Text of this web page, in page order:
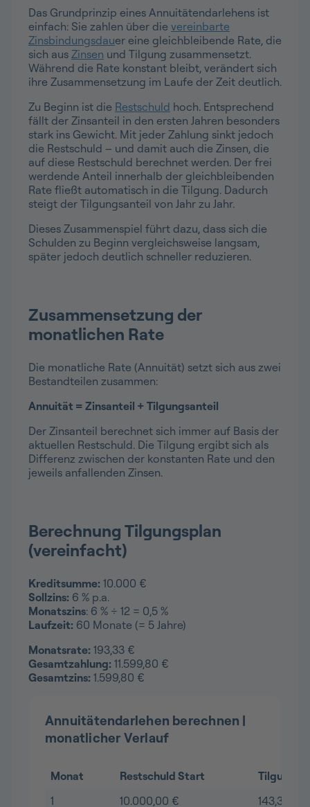
Das Grundprinzip eines Annuitätendarlehens ist
einfach: Sie zahlen über die vereinbarte
Zinsbindungsdauer eine gleichbleibende Rate, die
sich aus Zinsen und Tilgung zusammensetzt.
Während die Rate konstant bleibt, verändert sich
ihre Zusammensetzung im Laufe der Zeit deutlich.
Zu Beginn ist die Restschuld hoch. Entsprechend
fällt der Zinsanteil in den ersten Jahren besonders
stark ins Gewicht. Mit jeder Zahlung sinkt jedoch
die Restschuld – und damit auch die Zinsen, die
auf diese Restschuld berechnet werden. Der frei
werdende Anteil innerhalb der gleichbleibenden
Rate fließt automatisch in die Tilgung. Dadurch
steigt der Tilgungsanteil von Jahr zu Jahr.
Dieses Zusammenspiel führt dazu, dass sich die
Schulden zu Beginn vergleichsweise langsam,
später jedoch deutlich schneller reduzieren.
Zusammensetzung der
monatlichen Rate
Die monatliche Rate (Annuität) setzt sich aus zwei
Bestandteilen zusammen:
Annuität = Zinsanteil + Tilgungsanteil
Der Zinsanteil berechnet sich immer auf Basis der
aktuellen Restschuld. Die Tilgung ergibt sich als
Differenz zwischen der konstanten Rate und den
jeweils anfallenden Zinsen.
Berechnung Tilgungsplan
(vereinfacht)
Kreditsumme: 10.000 €
Sollzins: 6 % p.a.
Monatszins: 6 % ÷ 12 = 0,5 %
Laufzeit: 60 Monate (= 5 Jahre)
Monatsrate: 193,33 €
Gesamtzahlung: 11.599,80 €
Gesamtzins: 1.599,80 €
Annuitätendarlehen berechnen |
monatlicher Verlauf
Monat Restschuld Start
Tilgung
1
10.000,00 € 143,33 €